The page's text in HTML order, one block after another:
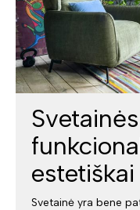
Svetainė yra bene